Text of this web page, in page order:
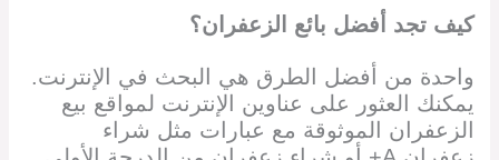
كيف تجد أفضل بائع الزعفران؟
واحدة من أفضل الطرق هي البحث في الإنترنت.
يمكنك العثور على عناوين الإنترنت لمواقع بيع
الزعفران الموثوقة مع عبارات مثل شراء